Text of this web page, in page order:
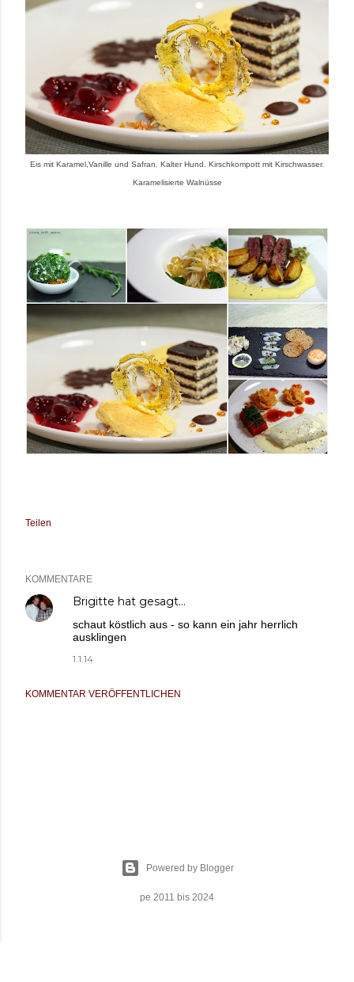
Eis mit Karamel,Vanille und Safran. Kalter Hund. Kirschkompott mit Kirschwasser.
Karamelisierte Walnüsse
Teilen
KOMMENTARE
Brigitte hat gesagt…
schaut köstlich aus - so kann ein jahr herrlich
ausklingen
1.1.14
KOMMENTAR VERÖFFENTLICHEN
Powered by Blogger
pe 2011 bis 2024